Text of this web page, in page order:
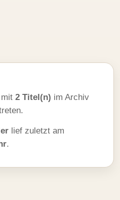
2 Titel(n) im Archiv
lief zuletzt am
.